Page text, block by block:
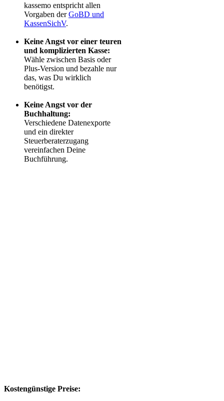
kassemo entspricht allen
Vorgaben derGoBD und
KassenSichV.
Keine Angst vor einer teuren
und komplizierten Kasse:
Wähle zwischen Basis oder
Plus-Version und bezahle nur
das, was Du wirklich
benötigst.
Keine Angst vor der
Buchhaltung:
Verschiedene Datenexporte
und ein direkter
Steuerberaterzugang
vereinfachen Deine
Buchführung.
Kostengünstige Preise: